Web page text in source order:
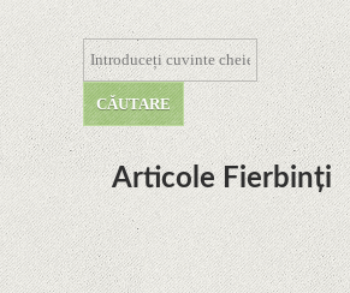
Articole Fierbinți
Dota Anime venind la Netflix în
această lună de la Legenda Korra